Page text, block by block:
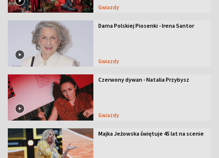
Gwiazdy
Dama Polskiej Piosenki - Irena Santor
Gwiazdy
Czerwony dywan - Natalia Przybysz
Gwiazdy
Majka Jeżowska świętuje 45 lat na scenie